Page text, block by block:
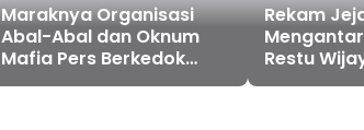
Maraknya Organisasi
Abal-Abal dan Oknum
Mafia Pers Berkedok
Pemerasan Dengan
Rekam
Restu
Jabatan